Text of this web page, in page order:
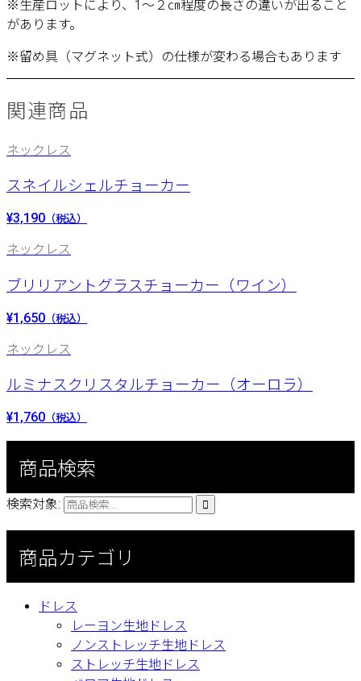
※生産ロットにより、1～２㎝程度の長さの違いが出ること
があります。
※留め具（マグネット式）の仕様が変わる場合もあります
関連商品
ネックレス
スネイルシェルチョーカー
¥3,190 （税込）
ネックレス
ブリリアントグラスチョーカー（ワイン）
¥1,650 （税込）
ネックレス
ルミナスクリスタルチョーカー（オーロラ）
¥1,760 （税込）
商品検索
検索対象: 
商品カテゴリ
ドレス
レーヨン生地ドレス
ノンストレッチ生地ドレス
ストレッチ生地ドレス